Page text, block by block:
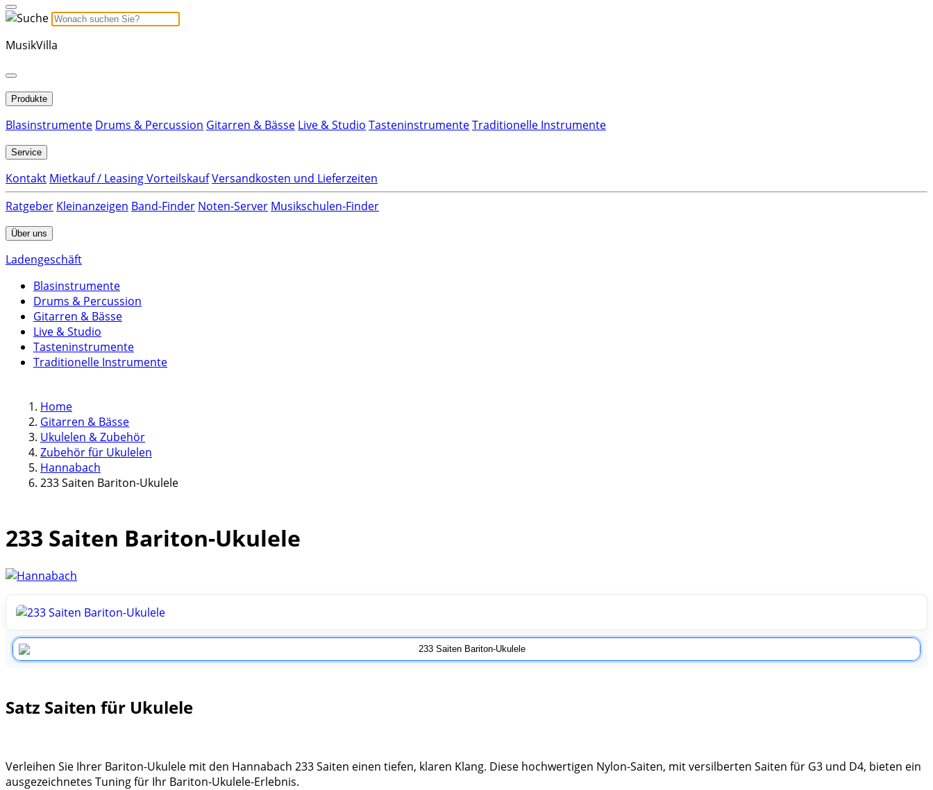
MusikVilla
Produkte
Blasinstrumente Drums & Percussion Gitarren & Bässe Live & Studio TasteninstrumenteTraditionelle Instrumente
Service
Kontakt Mietkauf / Leasing VorteilskaufVersandkosten und Lieferzeiten
Ratgeber Kleinanzeigen Band-Finder Noten-Server Musikschulen-Finder
Über uns
Ladengeschäft
Blasinstrumente
Drums & Percussion
Gitarren & Bässe
Live & Studio
Tasteninstrumente
Traditionelle Instrumente
Home
Gitarren & Bässe
Ukulelen & Zubehör
Zubehör für Ukulelen
Hannabach
233 Saiten Bariton-Ukulele
233 Saiten Bariton-Ukulele
Satz Saiten für Ukulele
Verleihen Sie Ihrer Bariton-Ukulele mit den Hannabach 233 Saiten einen tiefen, klaren Klang. Diese hochwertigen Nylon-Saiten, mit versilberten Saiten für G3 und D4, bieten ein
ausgezeichnetes Tuning für Ihr Bariton-Ukulele-Erlebnis.